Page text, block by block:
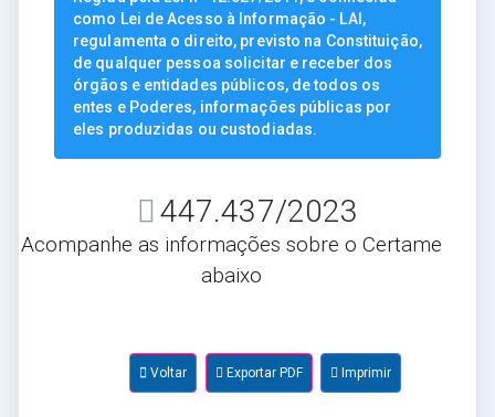
como Lei de Acesso à Informação - LAI,
regulamenta o direito, previsto na Constituição,
de qualquer pessoa solicitar e receber dos
órgãos e entidades públicos, de todos os
entes e Poderes, informações públicas por
eles produzidas ou custodiadas.
447.437/2023
Acompanhe as informações sobre o Certame
abaixo
Voltar Exportar PDF Imprimir